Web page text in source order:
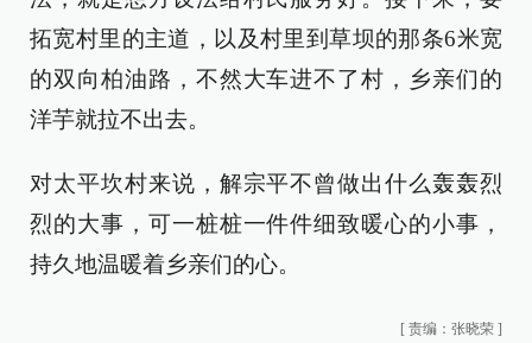
拓宽村里的主道，以及村里到草坝的那条6米宽
的双向柏油路，不然大车进不了村，乡亲们的
洋芋就拉不出去。
对太平坎村来说，解宗平不曾做出什么轰轰烈
烈的大事，可一桩桩一件件细致暖心的小事，
持久地温暖着乡亲们的心。
[ 责编：张晓荣 ]